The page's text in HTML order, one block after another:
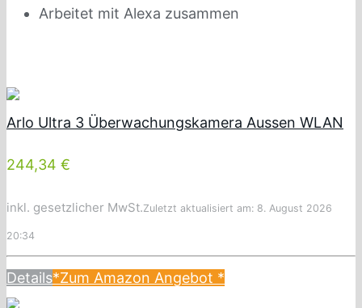
Arbeitet mit Alexa zusammen
Arlo Ultra 3 Überwachungskamera Aussen WLAN
244,34 €
inkl. gesetzlicher MwSt.Zuletzt aktualisiert am: 8. August 2026
20:34
Details*Zum Amazon Angebot *